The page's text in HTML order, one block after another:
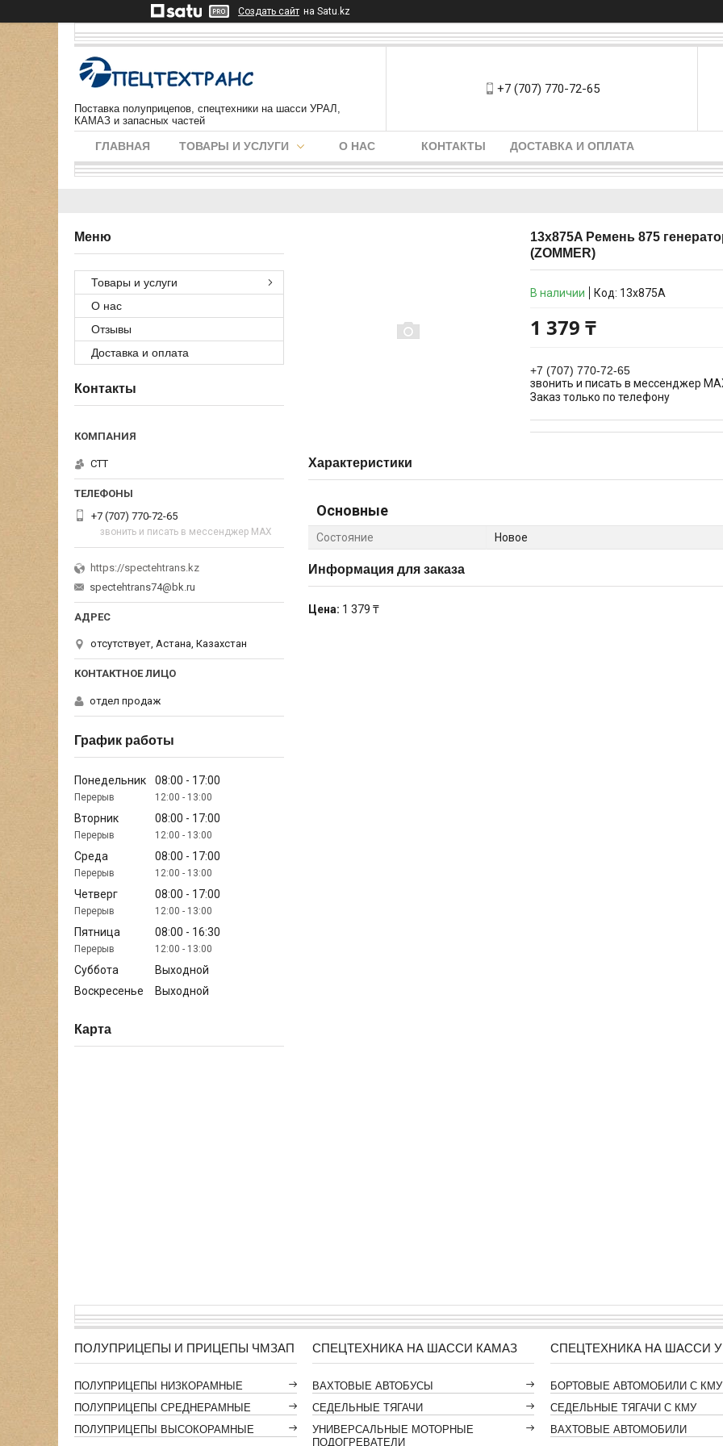
Создать сайт на Satu.kz
Поставка полуприцепов, спецтехники на шасси УРАЛ,
КАМАЗ и запасных частей
+7 (707) 770-72-65
ГЛАВНАЯ ТОВАРЫ И УСЛУГИ О НАС КОНТАКТЫ ДОСТАВКА И ОПЛАТА
13x875A Ремень 875
(ZOMMER)
В наличии Код: 13x875A
1 379 ₸
+7 (707) 770-72-65
звонить и писать в мессенджер
Заказ только по телефону
Характеристики
Основные
Состояние Новое
Информация для заказа
Цена: 1 379 ₸
Товары и услуги
О нас
Отзывы
Доставка и оплата
Контакты
СТТ
+7 (707) 770-72-65
звонить и писать в мессенджер MAX
https://spectehtrans.kz
spectehtrans74@bk.ru
отсутствует, Астана, Казахстан
отдел продаж
График работы
Понедельник 08:00 17:00
12:00 13:00
Вторник 08:00 17:00
12:00 13:00
Среда 08:00 17:00
12:00 13:00
Четверг 08:00 17:00
12:00 13:00
Пятница 08:00 16:30
12:00 13:00
Суббота
Выходной
Воскресенье
Выходной
Карта
ПОЛУПРИЦЕПЫ И ПРИЦЕПЫ ЧМЗАП
ПОЛУПРИЦЕПЫ НИЗКОРАМНЫЕ
ПОЛУПРИЦЕПЫ СРЕДНЕРАМНЫЕ
ПОЛУПРИЦЕПЫ ВЫСОКОРАМНЫЕ
СПЕЦТЕХНИКА НА ШАССИ КАМАЗ
ВАХТОВЫЕ АВТОБУСЫ
СЕДЕЛЬНЫЕ ТЯГАЧИ
УНИВЕРСАЛЬНЫЕ МОТОРНЫЕ
ПОДОГРЕВАТЕЛИ
СПЕЦТЕХНИКА НА ШАССИ
БОРТОВЫЕ АВТОМОБИЛИ С КМУ
СЕДЕЛЬНЫЕ ТЯГАЧИ С КМУ
ВАХТОВЫЕ АВТОМОБИЛИ